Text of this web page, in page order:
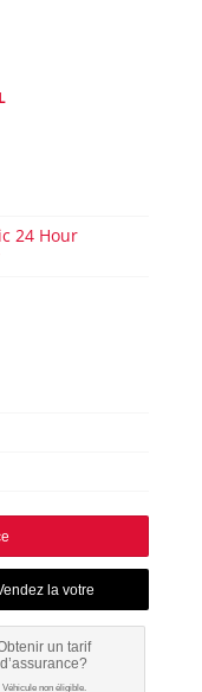
24 Hour
un tarif
d’assurance?
Véhicule non éligible.